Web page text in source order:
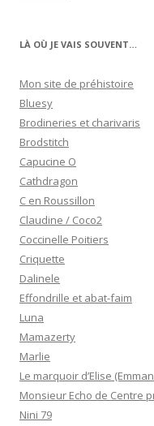
LÀ OÙ JE VAIS SOUVENT…
Mon site de préhistoire
Bluesy
Brodineries et charivaris
Brodstitch
Capucine O
Cathdragon
C en Roussillon
Claudine / Coco2
Coccinelle Poitiers
Criquette
Dalinele
Effondrille et abat-faim
Luna
Mamazerty
Marlie
Le marquoir d’Elise
Monsieur Echo de Centre
Nini 79